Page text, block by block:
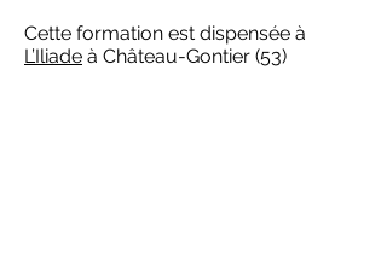
Cette formation est dispensée à
L’Iliade à Château-Gontier (53)